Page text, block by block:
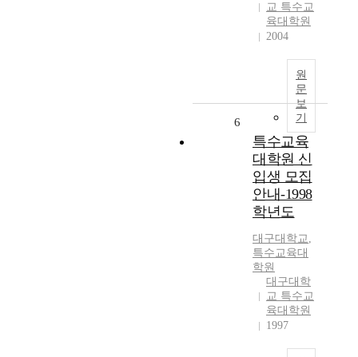
교 특수교
육대학원
2004
원
문
보
기
6
특수교육
대학원 신
입생 모집
안내-1998
학년도
대구대학교,
특수교육대
학원
대구대학
교 특수교
육대학원
1997